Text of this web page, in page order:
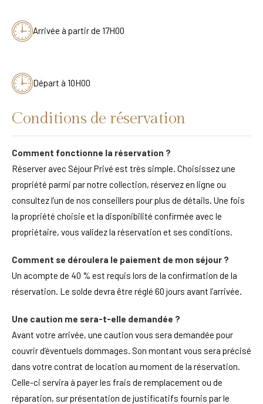
Arrivée à partir de 17H00
Départ à 10H00
Conditions de réservation
Comment fonctionne la réservation ?
Réserver avec Séjour Privé est très simple. Choisissez une
propriété parmi par notre collection, réservez en ligne ou
consultez l’un de nos conseillers pour plus de détails. Une fois
la propriété choisie et la disponibilité confirmée avec le
propriétaire, vous validez la réservation et ses conditions.
Comment se déroulera le paiement de mon séjour ?
Un acompte de 40 % est requis lors de la confirmation de la
réservation. Le solde devra être réglé 60 jours avant l’arrivée.
Une caution me sera-t-elle demandée ?
Avant votre arrivée, une caution vous sera demandée pour
couvrir d’éventuels dommages. Son montant vous sera précisé
dans votre contrat de location au moment de la réservation.
Celle-ci servira à payer les frais de remplacement ou de
réparation, sur présentation de justificatifs fournis par le